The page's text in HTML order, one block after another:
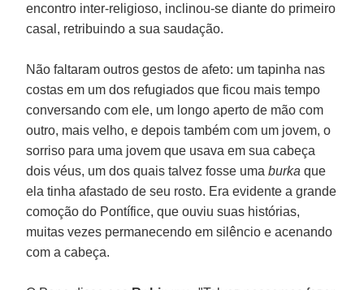
encontro inter-religioso, inclinou-se diante do primeiro
casal, retribuindo a sua saudação.
Não faltaram outros gestos de afeto: um tapinha nas
costas em um dos refugiados que ficou mais tempo
conversando com ele, um longo aperto de mão com
outro, mais velho, e depois também com um jovem, o
sorriso para uma jovem que usava em sua cabeça
dois véus, um dos quais talvez fosse umaburka que
ela tinha afastado de seu rosto. Era evidente a grande
comoção do Pontífice, que ouviu suas histórias,
muitas vezes permanecendo em silêncio e acenando
com a cabeça.